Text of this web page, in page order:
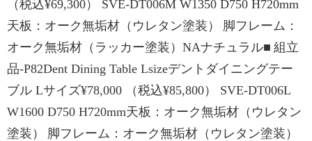
（税込¥69,300） SVE-DT006M W1350 D750 H720mm
天板：オーク無垢材（ウレタン塗装） 脚フレーム：
オーク無垢材（ラッカー塗装）NAナチュラル■ 組立
品-P82Dent Dining Table Lsizeデントダイニングテー
ブル Lサイズ¥78,000 （税込¥85,800） SVE-DT006L
W1600 D750 H720mm天板：オーク無垢材（ウレタン
塗装） 脚フレーム：オーク無垢材（ウレタン塗装）